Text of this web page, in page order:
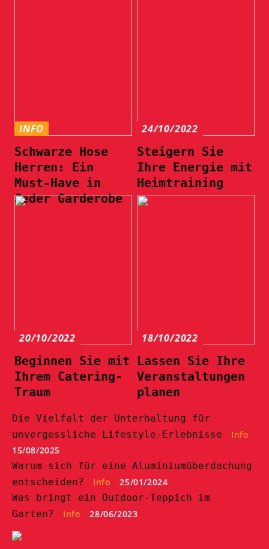
INFO
Schwarze Hose
Herren: Ein
Must-Have in
Jeder Garderobe
24/10/2022
Steigern Sie
Ihre Energie mit
Heimtraining
20/10/2022
Beginnen Sie mit
Ihrem Catering-
Traum
18/10/2022
Lassen Sie Ihre
Veranstaltungen
planen
Die Vielfalt der Unterhaltung für
unvergessliche Lifestyle-Erlebnisse
Info
15/08/2025
Warum sich für eine Aluminiumüberdachung
entscheiden?
Info
25/01/2024
Was bringt ein Outdoor-Teppich im
Garten?
Info 28/06/2023